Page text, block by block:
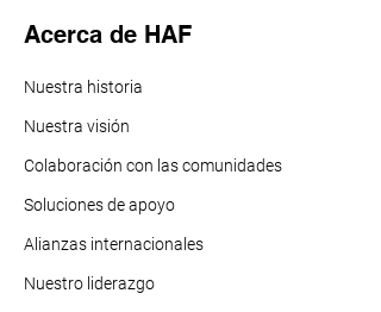
Acerca de HAF
Nuestra historia
Nuestra visión
Colaboración con las comunidades
Soluciones de apoyo
Alianzas internacionales
Nuestro liderazgo